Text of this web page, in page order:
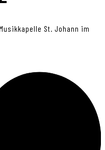
St. Johann im